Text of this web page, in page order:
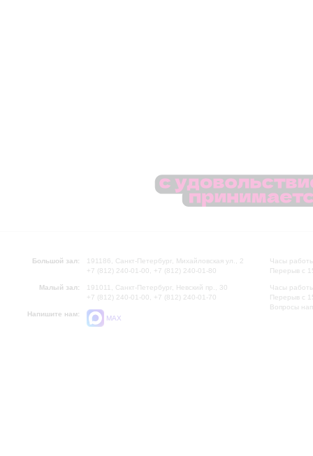
Большой зал:
191186, Санкт-Петербург, Михайловская ул., 2
+7 (812) 240-01-00, +7 (812) 240-01-80
Малый зал:
191011, Санкт-Петербург, Невский пр., 30
+7 (812) 240-01-00, +7 (812) 240-01-70
Напишите нам:
MAX
Часы
Перерыв с
Часы
Перерыв с
Вопросы